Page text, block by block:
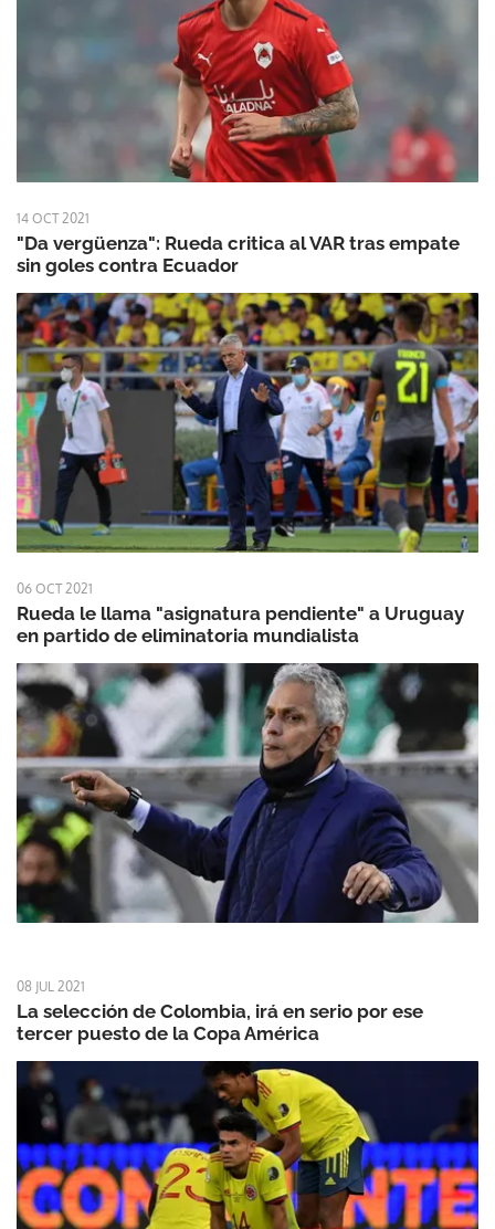
14 OCT 2021
"Da vergüenza": Rueda critica al VAR tras empate
sin goles contra Ecuador
06 OCT 2021
Rueda le llama "asignatura pendiente" a Uruguay
en partido de eliminatoria mundialista
08 JUL 2021
La selección de Colombia, irá en serio por ese
tercer puesto de la Copa América